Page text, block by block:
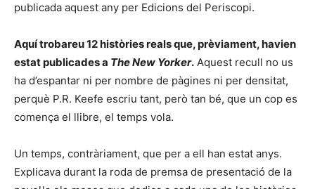
publicada aquest any per Edicions del Periscopi.
Aquí trobareu 12 històries reals que, prèviament, havien
estat publicades a The New Yorker. Aquest recull no us
ha d’espantar ni per nombre de pàgines ni per densitat,
perquè P.R. Keefe escriu tant, però tan bé, que un cop es
comença el llibre, el temps vola.
Un temps, contràriament, que per a ell han estat anys.
Explicava durant la roda de premsa de presentació de la